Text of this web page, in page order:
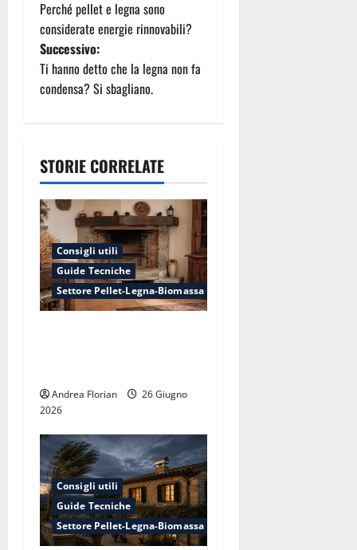
a
v
i
a
z
i
o
n
r
t
i
c
o
Perché pellet e legna sono
considerate energie rinnovabili?
Successivo:
Ti hanno detto che la legna non fa
condensa? Si sbagliano.
STORIE CORRELATE
Consigli utili
Guide Tecniche
Settore Pellet-Legna-Biomassa
Andrea Florian
26 Giugno
2026
Consigli utili
Guide Tecniche
Settore Pellet-Legna-Biomassa